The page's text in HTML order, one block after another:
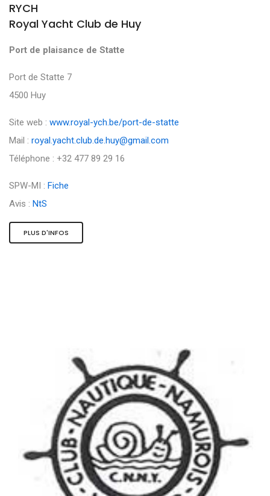
RYCH
Royal Yacht Club de Huy
Port de plaisance de Statte
Port de Statte 7
4500 Huy
Site web : www.royal-ych.be/port-de-statte
Mail : royal.yacht.club.de.huy@gmail.com
Téléphone : +32 477 89 29 16
SPW-MI : Fiche
Avis : NtS
PLUS D'INFOS